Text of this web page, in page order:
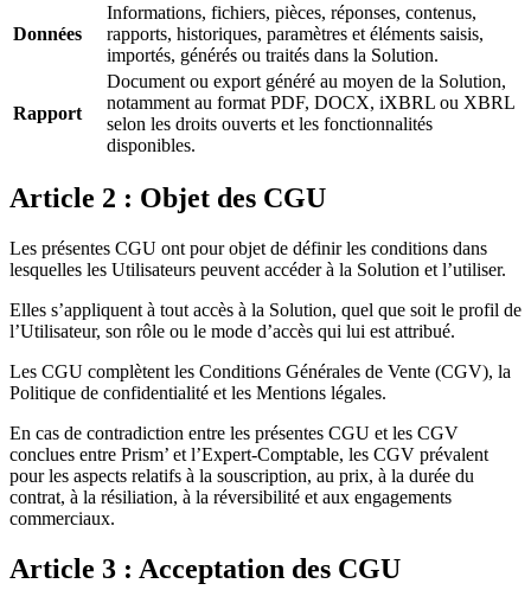
Données
Informations, fichiers, pièces, réponses, contenus,
rapports, historiques, paramètres et éléments saisis,
importés, générés ou traités dans la Solution.
Rapport
Document ou export généré au moyen de la Solution,
notamment au format PDF, DOCX, iXBRL ou XBRL
selon les droits ouverts et les fonctionnalités
disponibles.
Article 2 : Objet des CGU
Les présentes CGU ont pour objet de définir les conditions dans
lesquelles les Utilisateurs peuvent accéder à la Solution et l’utiliser.
Elles s’appliquent à tout accès à la Solution, quel que soit le profil de
l’Utilisateur, son rôle ou le mode d’accès qui lui est attribué.
Les CGU complètent les Conditions Générales de Vente (CGV), la
Politique de confidentialité et les Mentions légales.
En cas de contradiction entre les présentes CGU et les CGV
conclues entre Prism’ et l’Expert-Comptable, les CGV prévalent
pour les aspects relatifs à la souscription, au prix, à la durée du
contrat, à la résiliation, à la réversibilité et aux engagements
commerciaux.
Article 3 : Acceptation des CGU